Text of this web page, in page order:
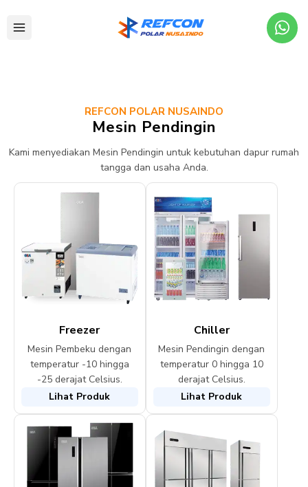
REFCON POLAR NUSAINDO
Mesin Pendingin
Kami menyediakan Mesin Pendingin untuk kebutuhan dapur rumah
tangga dan usaha Anda.
Freezer
Mesin Pembeku dengan
temperatur -10 hingga
-25 derajat Celsius.
Lihat Produk
Chiller
Mesin Pendingin dengan
temperatur 0 hingga 10
derajat Celsius.
Lihat Produk